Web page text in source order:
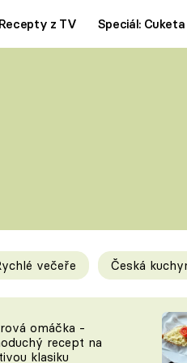
Recepty z TV Speciál: Cuketa
večeře Česká
omáčka -
recept na
klasiku